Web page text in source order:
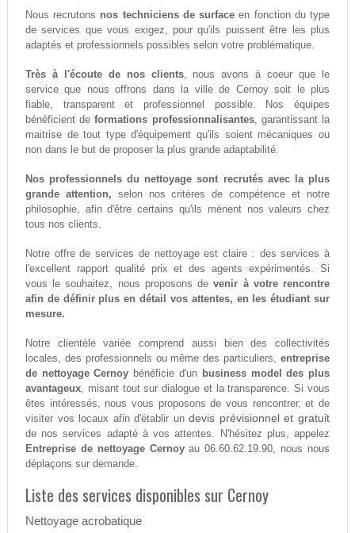
Nous recrutons nos techniciens de surface en fonction du type
de services que vous exigez, pour qu'ils puissent être les plus
adaptés et professionnels possibles selon votre problématique.
Très à l'écoute de nos clients, nous avons à coeur que le
service que nous offrons dans la ville de Cernoy soit le plus
fiable, transparent et professionnel possible. Nos équipes
bénéficient deformations professionnalisantes, garantissant la
maitrise de tout type d'équipement qu'ils soient mécaniques ou
non dans le but de proposer la plus grande adaptabilité.
Nos professionnels du nettoyage sont recrutés avec la plus
grande attention, selon nos critères de compétence et notre
philosophie, afin d'être certains qu'ils mènent nos valeurs chez
tous nos clients.
Notre offre de services de nettoyage est claire : des services à
l'excellent rapport qualité prix et des agents expérimentés. Si
vous le souhaitez, nous proposons devenir à votre rencontre
afin de définir plus en détail vos attentes, en les étudiant sur
mesure.
Notre clientèle variée comprend aussi bien des collectivités
locales, des professionnels ou même des particuliers,entreprise
de nettoyage Cernoy bénéficie d'un business model des plus
avantageux, misant tout sur dialogue et la transparence. Si vous
êtes intéressés, nous vous proposons de vous rencontrer, et de
visiter vos locaux afin d'établir undevis prévisionnel et gratuit
de nos services adapté à vos attentes. N'hésitez plus, appelez
Entreprise de nettoyage Cernoyau 06.60.62.19.90, nous nous
déplaçons sur demande.
Liste des services disponibles sur Cernoy
Nettoyage acrobatique